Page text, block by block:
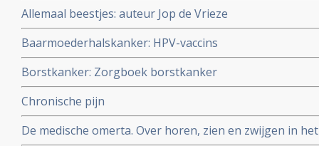
Allemaal beestjes: auteur Jop de Vrieze
Baarmoederhalskanker: HPV-vaccins
Borstkanker: Zorgboek borstkanker
Chronische pijn
De medische omerta. Over horen, zien en zwijgen in